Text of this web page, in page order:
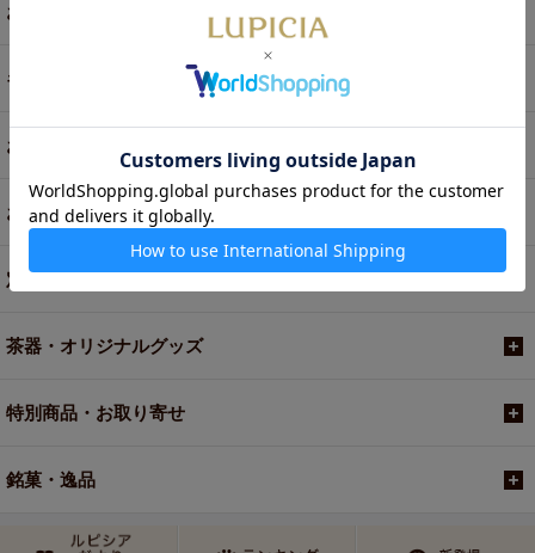
お茶
ギフト
お菓子・食品・飲料
お買い得商品
定期便
茶器・オリジナルグッズ
特別商品・お取り寄せ
銘菓・逸品